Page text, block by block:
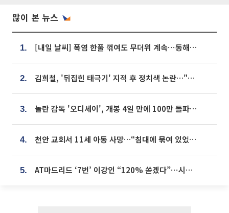
많이 본 뉴스
1. [내일 날씨] 폭염 한풀 꺾여도 무더위 계속⋯동해안 이틀 연속 비
2. 김희철, '뒤집힌 태극기' 지적 후 정치색 논란…"좌우 떠나 우리나라 국기"
3. 놀란 감독 '오디세이', 개봉 4일 만에 100만 돌파⋯'왕사남' 보다 빠르다
4. 천안 교회서 11세 아동 사망…“침대에 묶여 있었다” 진술 확보
5. AT마드리드 ‘7번’ 이강인 “120% 쏟겠다”⋯시메오네 감독 “필요한 선수”